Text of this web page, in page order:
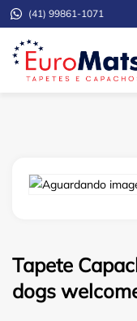
(41) 99861-1071
Tapete
dogs